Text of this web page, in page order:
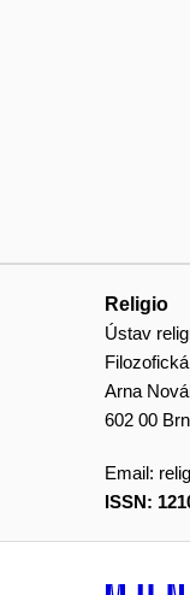
Religio
Ústav
Arna
602 00
Email:
ISSN: